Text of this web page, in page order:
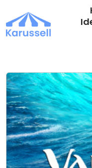
Inhalt
springen